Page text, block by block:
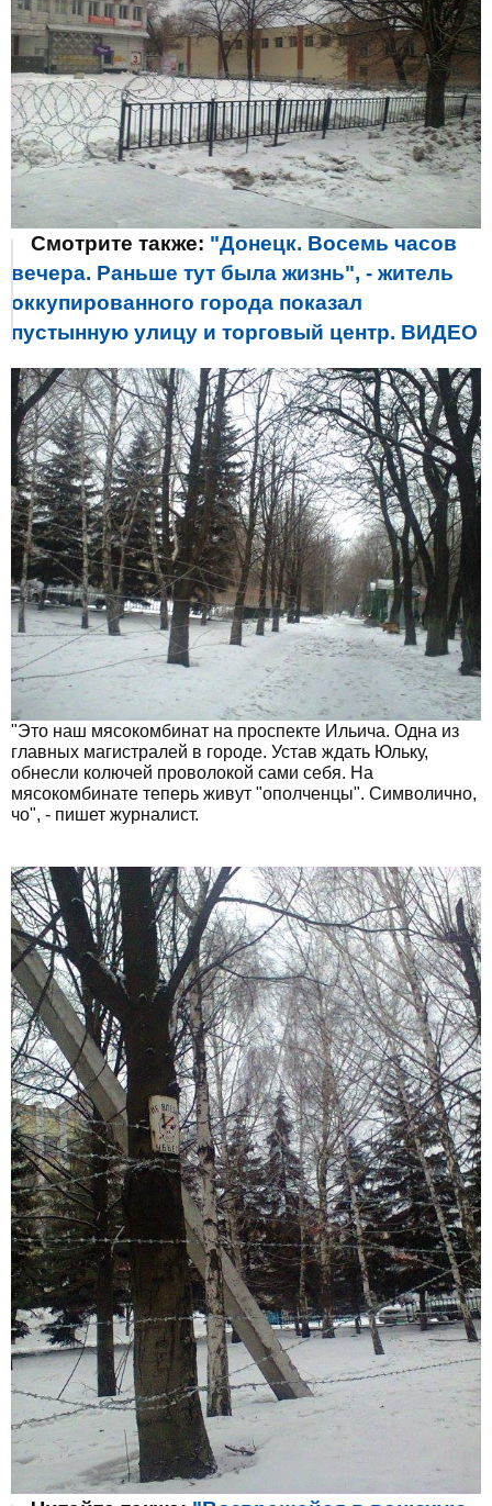
Смотрите также: "Донецк. Восемь часов
вечера. Раньше тут была жизнь", - житель
оккупированного города показал
пустынную улицу и торговый центр. ВИДЕО
"Это наш мясокомбинат на проспекте Ильича. Одна из
главных магистралей в городе. Устав ждать Юльку,
обнесли колючей проволокой сами себя. На
мясокомбинате теперь живут "ополченцы". Символично,
чо", - пишет журналист.